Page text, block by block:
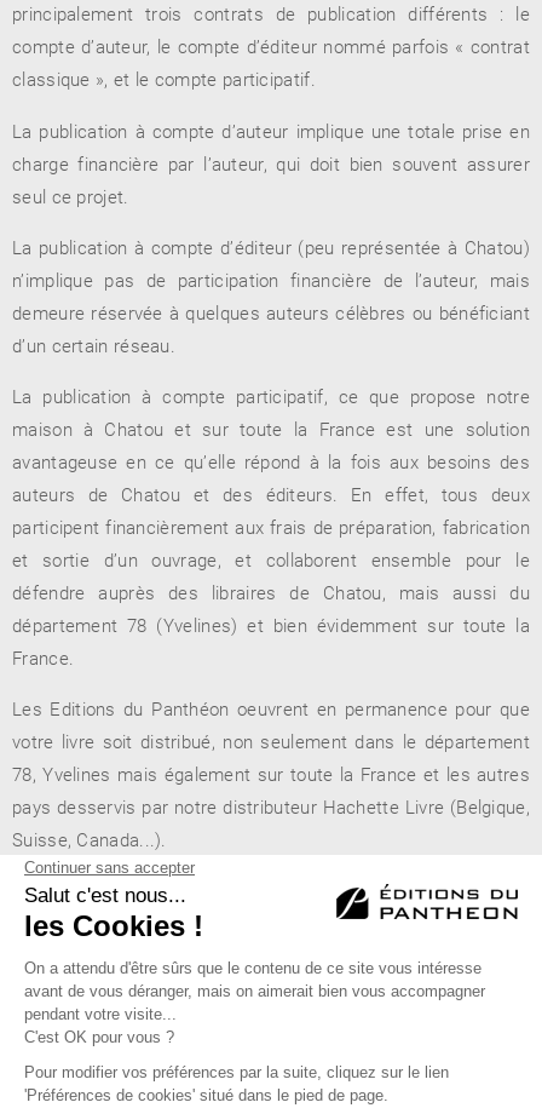
NOUVEAUTÉS
TOUT LE CATALOGUE
RENCONTRE AVEC…
REVUE DE PRESSE
principalement trois contrats de publication différents : le
compte d’auteur, le compte d’éditeur nommé parfois « contrat
classique », et le compte participatif.
La publication à compte d’auteur implique une totale prise en
charge financière par l’auteur, qui doit bien souvent assurer
seul ce projet.
La publication à compte d’éditeur (peu représentée à Chatou)
n’implique pas de participation financière de l’auteur, mais
demeure réservée à quelques auteurs célèbres ou bénéficiant
d’un certain réseau.
La publication à compte participatif, ce que propose notre
maison à Chatou et sur toute la France est une solution
avantageuse en ce qu’elle répond à la fois aux besoins des
auteurs de Chatou et des éditeurs. En effet, tous deux
participent financièrement aux frais de préparation, fabrication
et sortie d’un ouvrage, et collaborent ensemble pour le
défendre auprès des libraires de Chatou, mais aussi du
département 78 (Yvelines) et bien évidemment sur toute la
France.
Les Editions du Panthéon oeuvrent en permanence pour que
votre livre soit distribué, non seulement dans le département
78, Yvelines mais également sur toute la France et les autres
pays desservis par notre distributeur Hachette Livre (Belgique,
Suisse, Canada...).
Librairie Un Temps Pour Lire
- 2, rue de la Paroisse - 78400
Chatou
Éditions du Panthéon - 12, rue Antoine Bourdelle
75015 Paris
01 43 71 14 72